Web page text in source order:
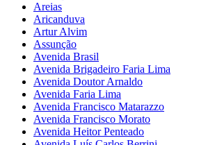
Areias
Aricanduva
Artur Alvim
Assunção
Avenida Brasil
Avenida Brigadeiro Faria Lima
Avenida Doutor Arnaldo
Avenida Faria Lima
Avenida Francisco Matarazzo
Avenida Francisco Morato
Avenida Heitor Penteado